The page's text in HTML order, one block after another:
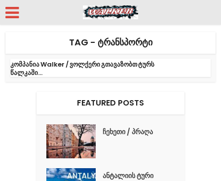
TAG - ᲢᲠᲐᲜᲡᲞᲝᲠᲢᲘ
კომპანია Walker / ვოლქერი გთავაზობთ ტურს
წალკაში...
FEATURED POSTS
ჩეხეთი / პრაღა
ანტალიის ტური